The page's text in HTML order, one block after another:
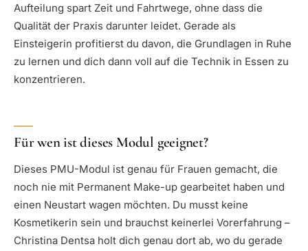
Aufteilung spart Zeit und Fahrtwege, ohne dass die
Qualität der Praxis darunter leidet. Gerade als
Einsteigerin profitierst du davon, die Grundlagen in Ruhe
zu lernen und dich dann voll auf die Technik in Essen zu
konzentrieren.
Für wen ist dieses Modul geeignet?
Dieses PMU-Modul ist genau für Frauen gemacht, die
noch nie mit Permanent Make-up gearbeitet haben und
einen Neustart wagen möchten. Du musst keine
Kosmetikerin sein und brauchst keinerlei Vorerfahrung –
Christina Dentsa holt dich genau dort ab, wo du gerade